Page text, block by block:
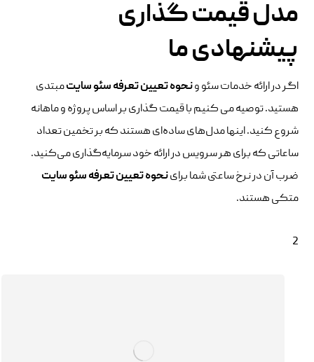
مدل قیمت گذاری
پیشنهادی ما
اگر در ارائه خدمات سئو ونحوهتعیین تعرفه سئو سایتمبتدی
هستید. توصیه می کنیم با قیمت گذاری بر اساس پروژه و ماهانه
شروع کنید. اینها مدل‌های ساده‌ای هستند که بر تخمین تعداد
ساعاتی که برای هر سرویس در ارائه خود سرمایه‌گذاری می‌کنید.
ضرب آن در نرخ ساعتی شما براینحوهتعیین تعرفه سئو سایت
متکی هستند.
2